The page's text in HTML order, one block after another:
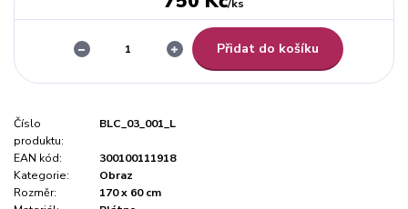
/ks
Přidat do košíku
Číslo
produktu:
BLC_03_001_L
EAN kód:
300100111918
Kategorie:
Obraz
Rozměr:
170 x 60 cm